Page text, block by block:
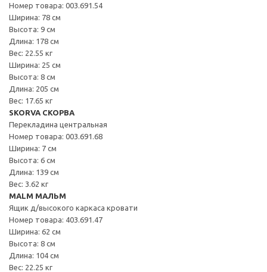
Номер товара: 003.691.54
Ширина: 78 см
Высота: 9 см
Длина: 178 см
Вес: 22.55 кг
Ширина: 25 см
Высота: 8 см
Длина: 205 см
Вес: 17.65 кг
SKORVA СКОРВА
Перекладина центральная
Номер товара: 003.691.68
Ширина: 7 см
Высота: 6 см
Длина: 139 см
Вес: 3.62 кг
MALM МАЛЬМ
Ящик д/высокого каркаса кровати
Номер товара: 403.691.47
Ширина: 62 см
Высота: 8 см
Длина: 104 см
Вес: 22.25 кг